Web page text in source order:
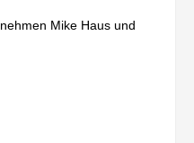
Mike Haus und